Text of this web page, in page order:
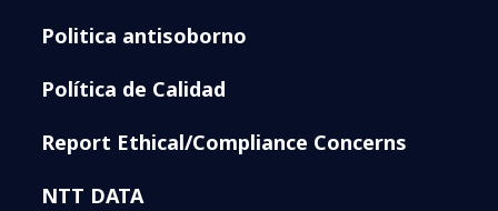
Politica antisoborno
Política de Calidad
Report Ethical/Compliance Concerns
NTT DATA